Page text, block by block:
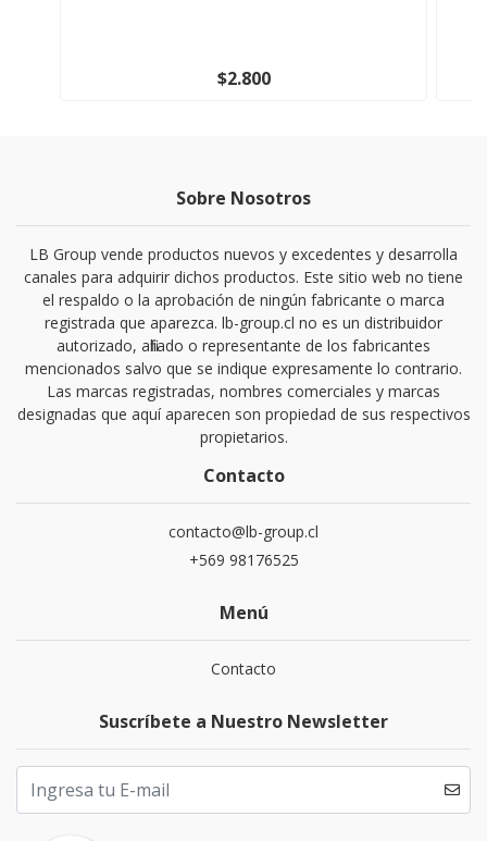
$2.800
Sobre Nosotros
LB Group vende productos nuevos y excedentes y desarrolla
canales para adquirir dichos productos. Este sitio web no tiene
el respaldo o la aprobación de ningún fabricante o marca
registrada que aparezca. lb-group.cl no es un distribuidor
autorizado, afiliado o representante de los fabricantes
mencionados salvo que se indique expresamente lo contrario.
Las marcas registradas, nombres comerciales y marcas
designadas que aquí aparecen son propiedad de sus respectivos
propietarios.
Contacto
contacto@lb-group.cl
+569 98176525
Menú
Contacto
Suscríbete a Nuestro Newsletter